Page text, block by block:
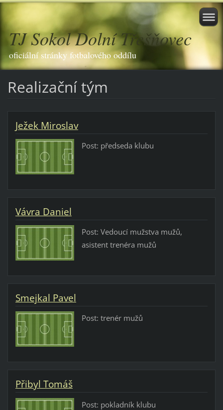
TJ Sokol Dolní Třešňovec
oficiální stránky fotbalového oddílu
Realizační tým
Ježek Miroslav
Post: předseda klubu
Vávra Daniel
Post: Vedoucí mužstva mužů,
asistent trenéra mužů
Smejkal Pavel
Post: trenér mužů
Přibyl Tomáš
Post: pokladník klubu